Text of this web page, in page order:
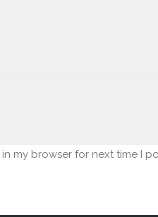
my browser for next time I